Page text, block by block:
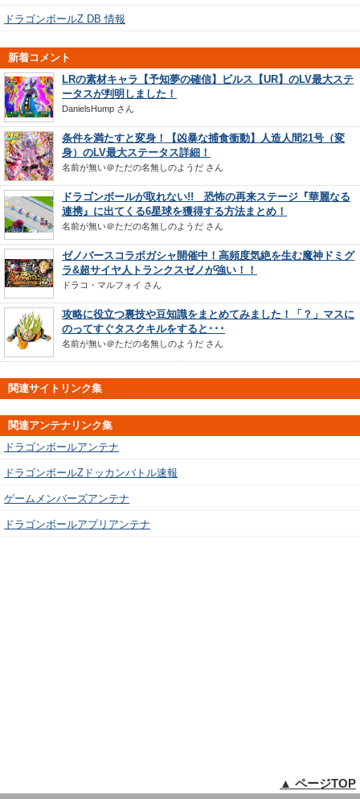
ドラゴンボールZ DB 情報
新着コメント
LRの素材キャラ【予知夢の確信】ビルス【UR】のLV最大ステ
ータスが判明しました！
DanielsHump さん
条件を満たすと変身！【凶暴な捕食衝動】人造人間21号（変
身）のLV最大ステータス詳細！
名前が無い＠ただの名無しのようだ さん
ドラゴンボールが取れない!! 恐怖の再来ステージ『華麗なる
連携』に出てくる6星球を獲得する方法まとめ！
名前が無い＠ただの名無しのようだ さん
ゼノバースコラボガシャ開催中！高頻度気絶を生む魔神ドミグ
ラ&超サイヤ人トランクスゼノが強い！！
ドラコ・マルフォイ さん
攻略に役立つ裏技や豆知識をまとめてみました！「？」マスに
のってすぐタスクキルをすると･･･
名前が無い＠ただの名無しのようだ さん
関連サイトリンク集
関連アンテナリンク集
ドラゴンボールアンテナ
ドラゴンボールZドッカンバトル速報
ゲームメンバーズアンテナ
ドラゴンボールアプリアンテナ
▲ ページTOP